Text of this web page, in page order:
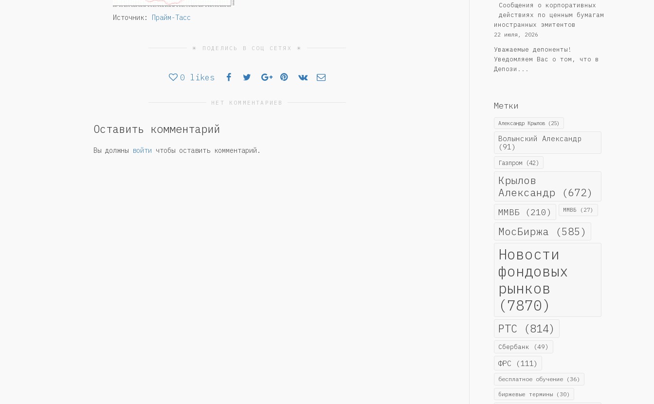
Источник: Прайм-Тасс
☀ ПОДЕЛИСЬ В СОЦ СЕТЯХ ☀
0 likes
НЕТ КОММЕНТАРИЕВ
Оставить комментарий
Вы должны войти чтобы оставить комментарий.
Сообщения о корпоративных
действиях по ценным бумагам
иностранных эмитентов
22 июля, 2026
Уважаемые депоненты!
Уведомляем Вас о том, что в
Депози...
Метки
Александр Крылов(25)
Волынский Александр
(91)
Газпром(42)
Крылов
Александр (672)
ММВБ (210) ММВБ (27)
МосБиржа (585)
Новости
фондовых
рынков
(7870)
РТС (814)
Сбербанк (49)
ФРС (111)
бесплатное обучение(36)
биржевые термины(30)